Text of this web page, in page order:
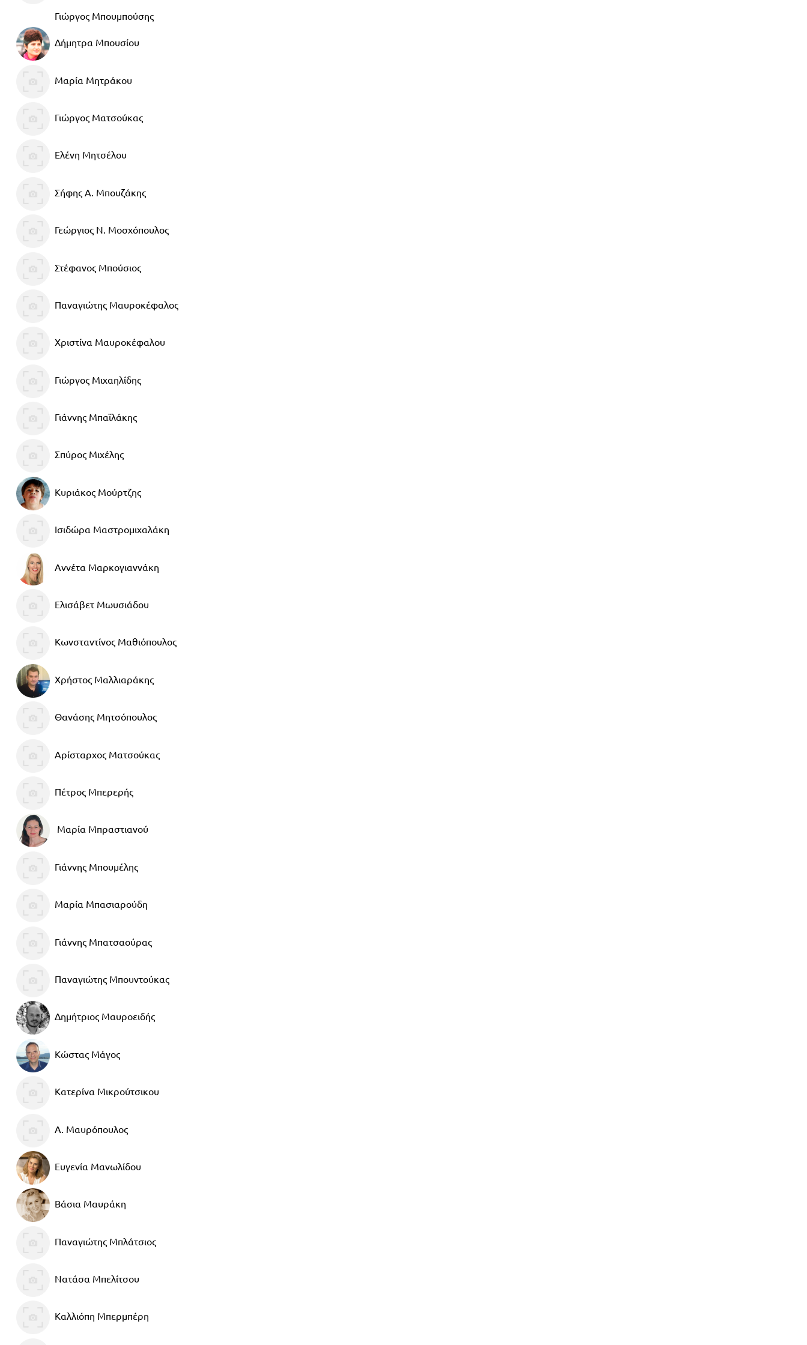
Βιβλιοθήκη
εκπαιδευτικού
Πανελλήνιοι
Μαθητικοί
Παζλ και
Παιχνίδια
Τάξη
Ε.ΠΑΛ.
Για
λύκειο
Γιώργος Μπουμπούσης
Δήμητρα Μπουσίου
Μαρία Μητράκου
Γιώργος Ματσούκας
Ελένη Μητσέλου
Σήφης Α. Μπουζάκης
Γεώργιος Ν. Μοσχόπουλος
Στέφανος Μπούσιος
Παναγιώτης Μαυροκέφαλος
Χριστίνα Μαυροκέφαλου
Γιώργος Μιχαηλίδης
Γιάννης Μπαϊλάκης
Σπύρος Μιχέλης
Κυριάκος Μούρτζης
Ισιδώρα Μαστρομιχαλάκη
Αννέτα Μαρκογιαννάκη
Ελισάβετ Μωυσιάδου
Κωνσταντίνος Μαθιόπουλος
Χρήστος Μαλλιαράκης
Θανάσης Μητσόπουλος
Αρίσταρχος Ματσούκας
Πέτρος Μπερερής
Μαρία Μπραστιανού
Γιάννης Μπουμέλης
Μαρία Μπασιαρούδη
Γιάννης Μπατσαούρας
Παναγιώτης Μπουντούκας
Δημήτριος Μαυροειδής
Κώστας Μάγος
Κατερίνα Μικρούτσικου
Α. Μαυρόπουλος
Ευγενία Μανωλίδου
Βάσια Μαυράκη
Παναγιώτης Μπλάτσιος
Νατάσα Μπελίτσου
Καλλιόπη Μπερμπέρη